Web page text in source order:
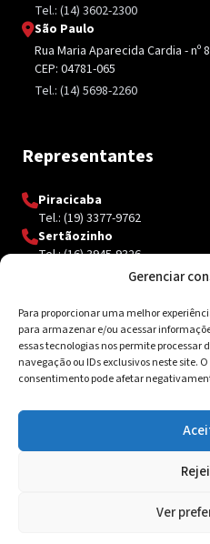
Gerenciar
Para proporcionar uma melhor
para armazenar e/ou acessar
essas tecnologias nos permite
navegação ou IDs exclusivos neste site.
consentimento pode afetar
Ver
Tel.: (14) 3602-2300
São Paulo
Rua Maria Aparecida Cardia - nº
CEP: 04781-065
Tel.: (14) 5698-2260
Representantes
Piracicaba
Tel.: (19) 3377-9762
Sertãozinho
Tel.: (16) 3945-9326
Contato
Av. Inácio Curi, 3340 Jardim
(14) 98159-0142
© 2026 Ksolda. Todos os